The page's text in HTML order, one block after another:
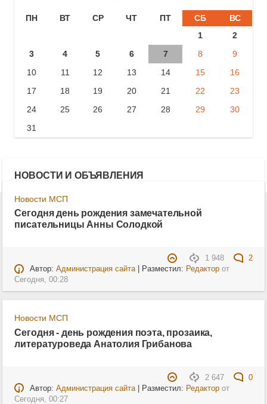
ПН ВТ СР ЧТ ПТ СБ
ВС
1
2
3
4 5 6 7 8
9
10
11 12 13 14 15
16
17
18 19 20 21 22
23
24
25 26 27 28 29
30
31
НОВОСТИ И ОБЪЯВЛЕНИЯ
Новости МСП
Сегодня день рождения замечательной
писательницы Анны Солодкой
1 948
2
Автор: Администрация сайта| Разместил: Редакторот
Сегодня, 00:28
Новости МСП
Сегодня - день рождения поэта, прозаика,
литературоведа Анатолия Грибанова
2 647
0
Автор: Администрация сайта| Разместил: Редакторот
Сегодня, 00:27